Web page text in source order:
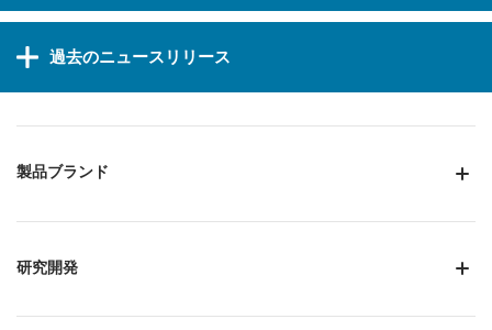
過去のニュースリリース
製品ブランド
研究開発